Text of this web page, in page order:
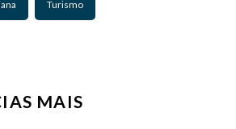
Turismo
MAIS